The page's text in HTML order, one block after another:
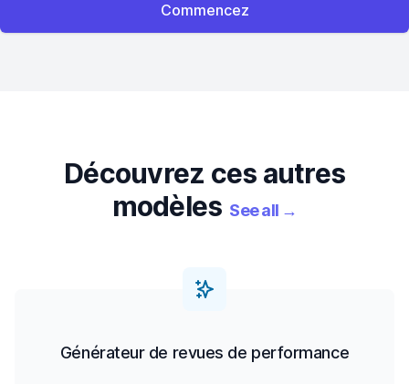
Commencez
Découvrez ces autres
modèles See all →
Générateur de revues de performance